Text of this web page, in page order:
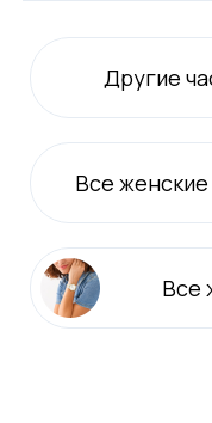
Другие
Всеженские
Все